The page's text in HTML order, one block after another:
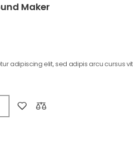
Maker
adipiscing elit, sed adipis arcu cursus